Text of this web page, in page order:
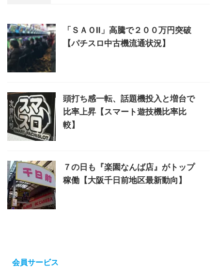
「ＳＡＯⅡ」高騰で２００万円突破
【パチスロ中古機流通状況】
頭打ち感一転、話題機投入と増台で
比率上昇【スマート遊技機比率比
較】
７の日も『楽園なんば店』がトップ
稼働【大阪千日前地区最新動向】
会員サービス